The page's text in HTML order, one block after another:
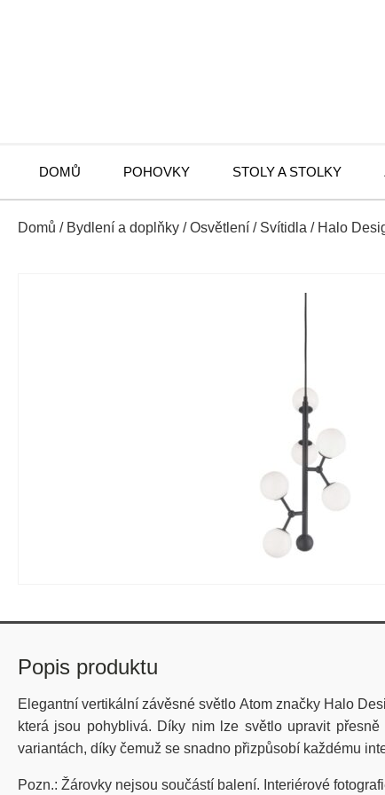
DOMŮ POHOVKY STOLY A STOLKY
Domů / Bydlení a doplňky /Osvětlení / Svítidla / Halo
Popis produktu
Elegantní vertikální závěsné světlo Atom značky Halo
která jsou pohyblivá. Díky nim lze světlo upravit
variantách, díky čemuž se snadno přizpůsobí každému
Pozn.: Žárovky nejsou součástí balení. Interiérové